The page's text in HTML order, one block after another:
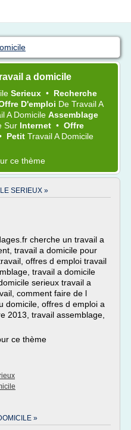
a domicile
Serieux • Recherche
D'emploi De TravailA
A Domicile Assemblage
Sur Internet • Offre
Petit TravailA Domicile
ce thème
SERIEUX »
cherche un travail a
travail a domicile pour
offres d emploi travail
travail a domicile
serieux travail a
comment faire de l
domicile, offres d emploi a
2013, travail assemblage,
ce thème
»